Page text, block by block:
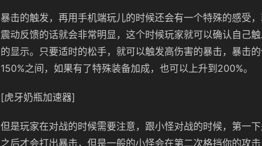
暴击的触发，再用手机端玩儿的时候还会有一个特殊的感受
震动反馈的话就会非常明显，这个时候玩家就可以确认自己
的显示。只要适时的松手，就可以触发高伤害的暴击，暴击
150%之间，如果有了特殊装备加成，也可以上升到200%。
[虎牙奶瓶加速器]
但是玩家在对战的时候需要注意，跟小怪对战的时候，第一
之后才会打出暴击，但是一般的小怪会在第二次格挡你的攻